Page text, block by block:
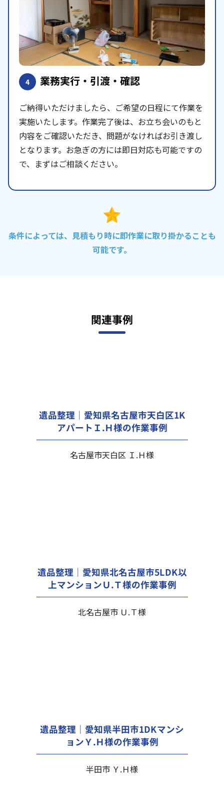
4 業務実行・引渡・確認
ご納得いただけましたら、ご希望の日程にて作業を
実施いたします。作業完了後は、お立ち会いのもと
内容をご確認いただき、問題がなければお引き渡し
となります。お急ぎの方には即日対応も可能ですの
で、まずはご相談ください。
条件によっては、見積もり時に即作業に取り掛かることも
可能です。
関連事例
遺品整理｜愛知県名古屋市天白区1K
アパートＩ.Ｈ様の作業事例
名古屋市天白区 Ｉ.Ｈ様
遺品整理｜愛知県北名古屋市5LDK以
上マンションＵ.Ｔ様の作業事例
北名古屋市 Ｕ.Ｔ様
遺品整理｜愛知県半田市1DKマンシ
ョンＹ.Ｈ様の作業事例
半田市 Ｙ.Ｈ様